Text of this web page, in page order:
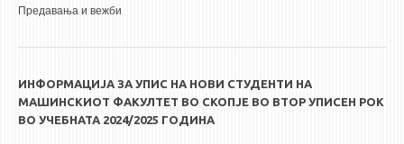
Предавања и вежби
ИНФОРМАЦИЈА ЗА УПИС НА НОВИ СТУДЕНТИ НА
МАШИНСКИОТ ФАКУЛТЕТ ВО СКОПЈЕ ВО ВТОР УПИСЕН РОК
ВО УЧЕБНАТА 2024/2025 ГОДИНА